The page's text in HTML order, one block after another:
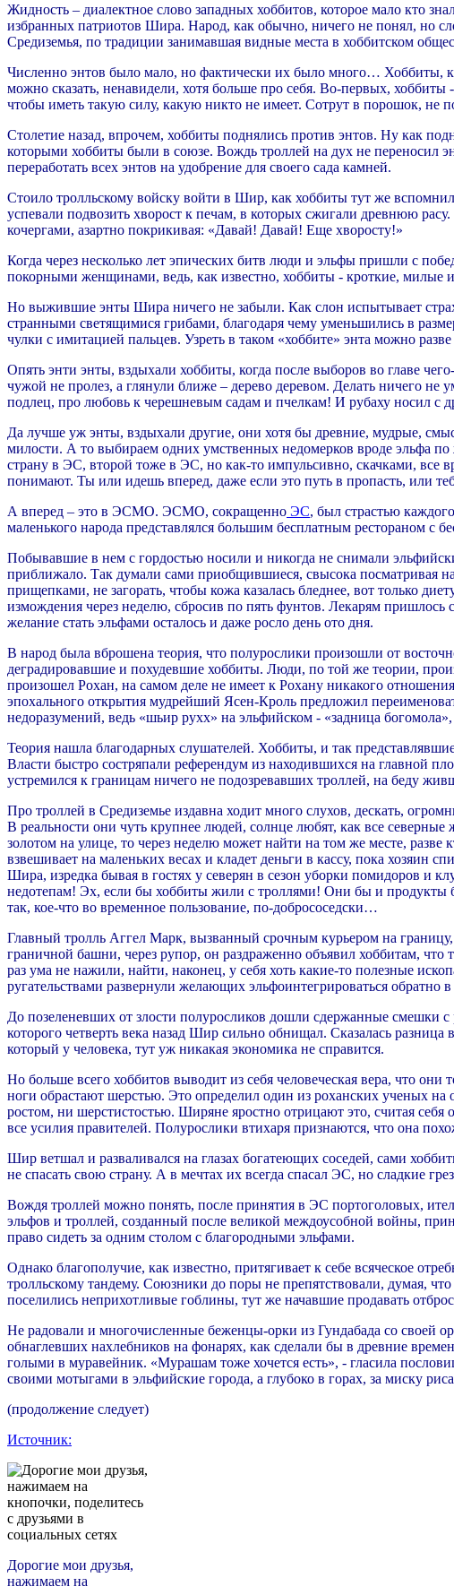
Жидность – диалектное слово западных хоббитов, которое мало кто
избранных патриотов Шира. Народ, как обычно, ничего не понял, но
Средиземья, по традиции занимавшая видные места в хоббитском
Численно энтов было мало, но фактически их было много… Хоббиты,
можно сказать, ненавидели, хотя больше про себя. Во-первых,
чтобы иметь такую силу, какую никто не имеет. Сотрут в порошок, не
Столетие назад, впрочем, хоббиты поднялись против энтов. Ну как
которыми хоббиты были в союзе. Вождь троллей на дух не переносил
переработать всех энтов на удобрение для своего сада камней.
Стоило тролльскому войску войти в Шир, как хоббиты тут же
успевали подвозить хворост к печам, в которых сжигали древнюю
кочергами, азартно покрикивая: «Давай! Давай! Еще хворосту!»
Когда через несколько лет эпических битв люди и эльфы пришли с
покорными женщинами, ведь, как известно, хоббиты - кроткие, милые
Но выжившие энты Шира ничего не забыли. Как слон испытывает
странными светящимися грибами, благодаря чему уменьшились в
чулки с имитацией пальцев. Узреть в таком «хоббите» энта можно
Опять энти энты, вздыхали хоббиты, когда после выборов во главе
чужой не пролез, а глянули ближе – дерево деревом. Делать ничего
подлец, про любовь к черешневым садам и пчелкам! И рубаху носил с
Да лучше уж энты, вздыхали другие, они хотя бы древние, мудрые,
милости. А то выбираем одних умственных недомерков вроде эльфа
страну в ЭС, второй тоже в ЭС, но как-то импульсивно, скачками, все
понимают. Ты или идешь вперед, даже если это путь в пропасть, или
А вперед – это в ЭСМО. ЭСМО, сокращенно ЭС, был страстью
маленького народа представлялся большим бесплатным рестораном с
Побывавшие в нем с гордостью носили и никогда не снимали
приближало. Так думали сами приобщившиеся, свысока посматривая
прищепками, не загорать, чтобы кожа казалась бледнее, вот только
измождения через неделю, сбросив по пять фунтов. Лекарям
желание стать эльфами осталось и даже росло день ото дня.
В народ была вброшена теория, что полурослики произошли от
деградировавшие и похудевшие хоббиты. Люди, по той же теории,
произошел Рохан, на самом деле не имеет к Рохану никакого
эпохального открытия мудрейший Ясен-Кроль предложил
недоразумений, ведь «шьир рухх» на эльфийском - «задница
Теория нашла благодарных слушателей. Хоббиты, и так
Власти быстро состряпали референдум из находившихся на главной
устремился к границам ничего не подозревавших троллей, на беду
Про троллей в Средиземье издавна ходит много слухов, дескать,
В реальности они чуть крупнее людей, солнце любят, как все
золотом на улице, то через неделю может найти на том же месте,
взвешивает на маленьких весах и кладет деньги в кассу, пока хозяин
Шира, изредка бывая в гостях у северян в сезон уборки помидоров и
недотепам! Эх, если бы хоббиты жили с троллями! Они бы и
так, кое-что во временное пользование, по-добрососедски…
Главный тролль Аггел Марк, вызванный срочным курьером на
граничной башни, через рупор, он раздраженно объявил хоббитам,
раз ума не нажили, найти, наконец, у себя хоть какие-то полезные
ругательствами развернули желающих эльфоинтегрироваться
До позеленевших от злости полуросликов дошли сдержанные смешки
которого четверть века назад Шир сильно обнищал. Сказалась
который у человека, тут уж никакая экономика не справится.
Но больше всего хоббитов выводит из себя человеческая вера, что
ноги обрастают шерстью. Это определил один из роханских ученых
ростом, ни шерстистостью. Ширяне яростно отрицают это, считая себя
все усилия правителей. Полурослики втихаря признаются, что она
Шир ветшал и разваливался на глазах богатеющих соседей, сами
не спасать свою страну. А в мечтах их всегда спасал ЭС, но сладкие
Вождя троллей можно понять, после принятия в ЭС портоголовых,
эльфов и троллей, созданный после великой междоусобной войны,
право сидеть за одним столом с благородными эльфами.
Однако благополучие, как известно, притягивает к себе всяческое
тролльскому тандему. Союзники до поры не препятствовали, думая,
поселились неприхотливые гоблины, тут же начавшие продавать
Не радовали и многочисленные беженцы-орки из Гундабада со своей
обнаглевших нахлебников на фонарях, как сделали бы в древние
голыми в муравейник. «Мурашам тоже хочется есть», - гласила
своими мотыгами в эльфийские города, а глубоко в горах, за миску
(продолжение следует)
Источник:
Дорогие мои друзья,
нажимаем на